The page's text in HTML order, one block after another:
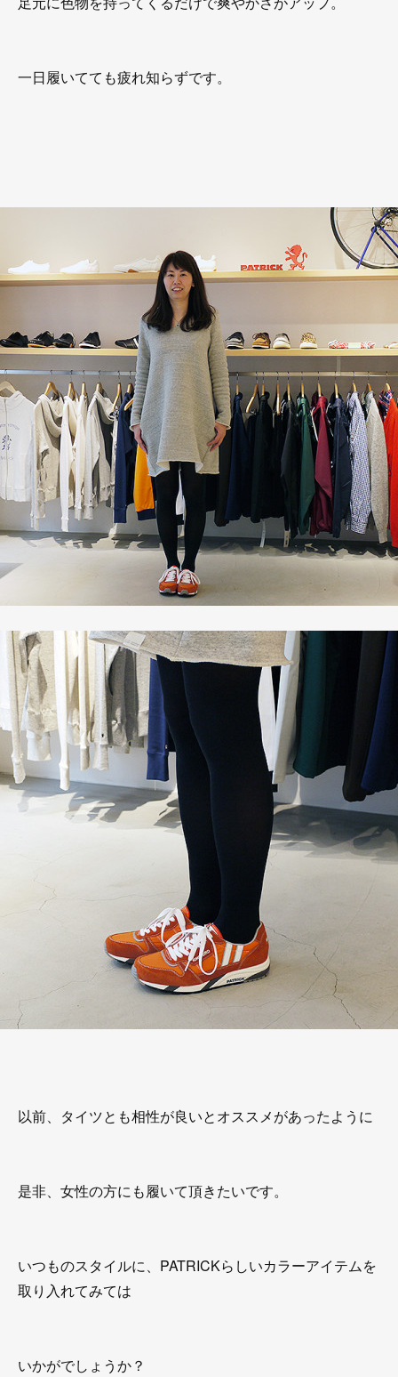
一日履いてても疲れ知らずです。
以前、タイツとも相性が良いとオススメがあったように
是非、女性の方にも履いて頂きたいです。
いつものスタイルに、PATRICKらしいカラーアイテムを
取り入れてみては
いかがでしょうか？